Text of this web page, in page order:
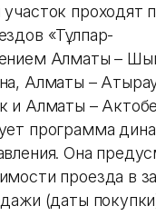
проходят
«Тұлпар-
Алматы –
Алматы –
и Алматы –
программа
Она
проезда в
(даты